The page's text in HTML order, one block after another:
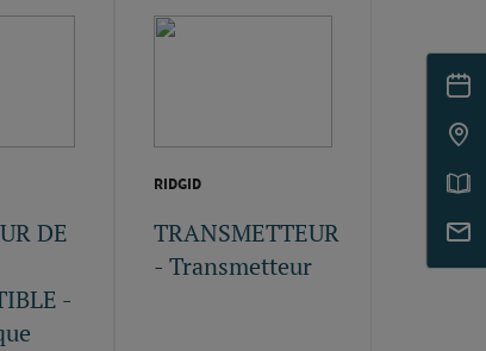
DE
-
RIDGID
TRANSMETTEUR
- Transmetteur